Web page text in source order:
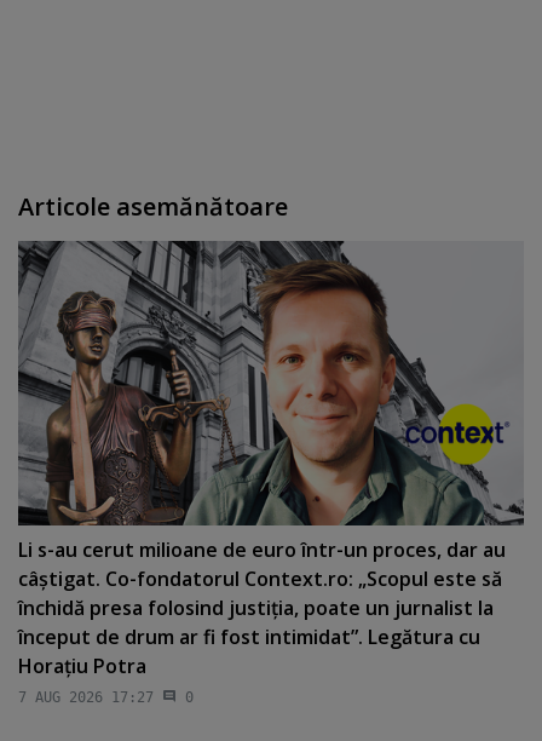
Articole asemănătoare
Li s-au cerut milioane de euro într-un proces, dar au
câştigat. Co-fondatorul Context.ro: „Scopul este să
închidă presa folosind justiţia, poate un jurnalist la
început de drum ar fi fost intimidat”. Legătura cu
Horaţiu Potra
7 AUG 2026 17:27 0